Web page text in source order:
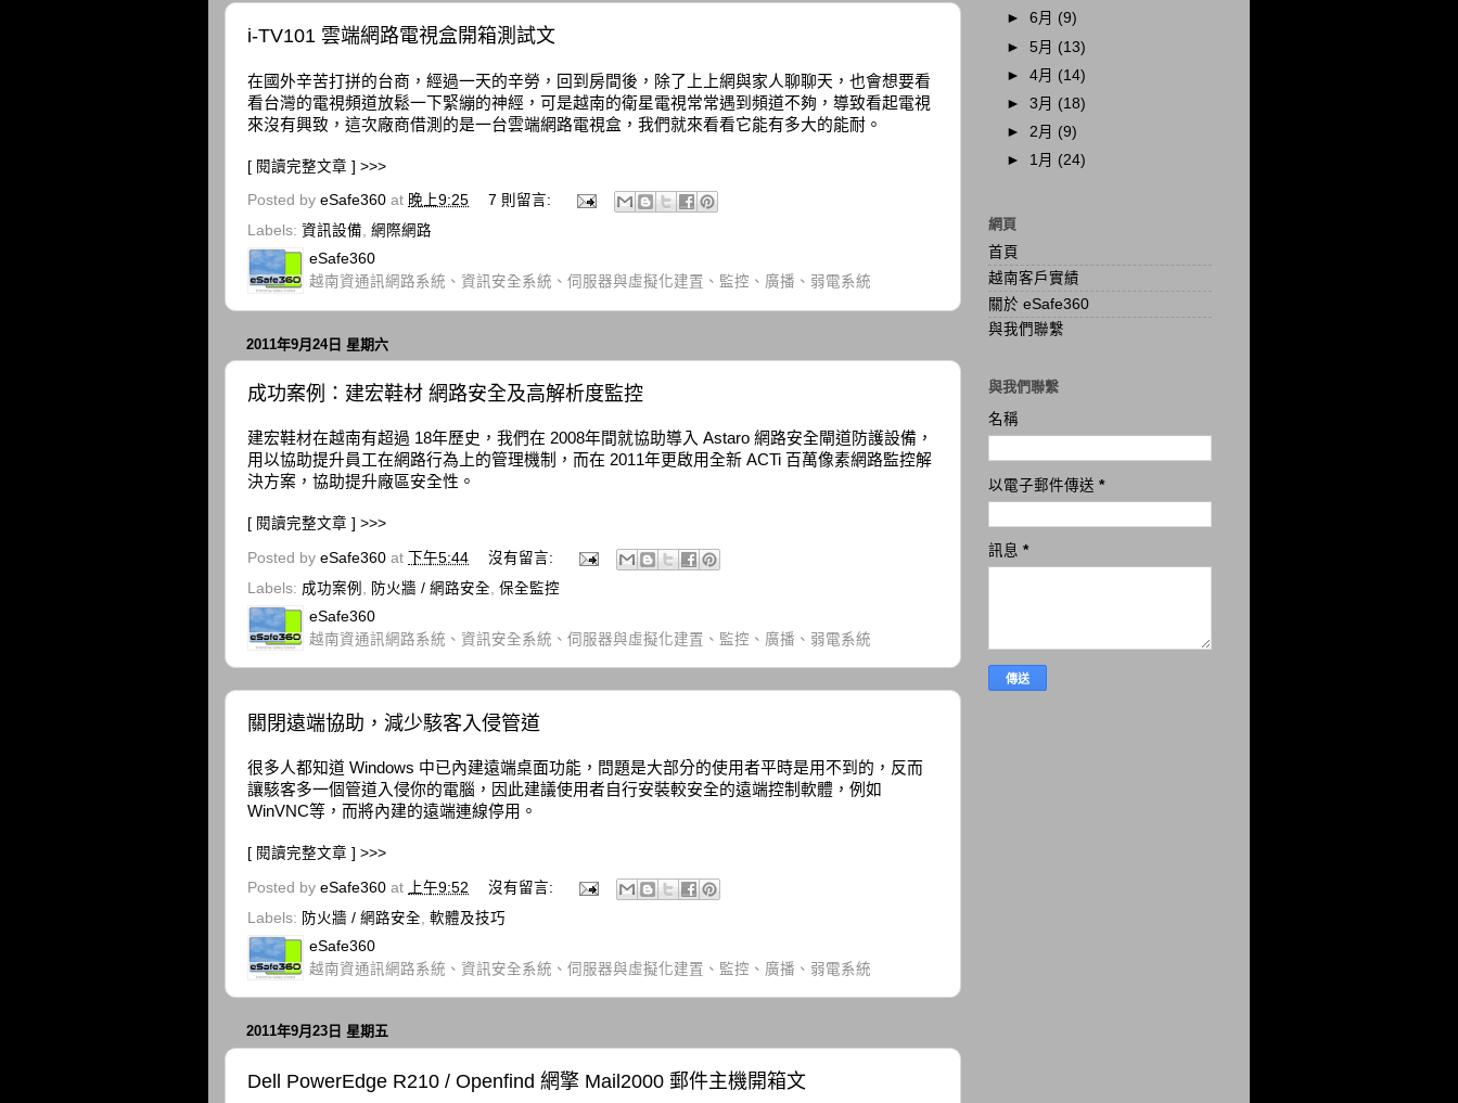
i-TV101 雲端網路電視盒開箱測試文
在國外辛苦打拼的台商，經過一天的辛勞，回到房間後，除了上上網與家人聊聊天，也會想要看
看台灣的電視頻道放鬆一下緊繃的神經，可是越南的衛星電視常常遇到頻道不夠，導致看起電視
來沒有興致，這次廠商借測的是一台雲端網路電視盒，我們就來看看它能有多大的能耐。
[ 閱讀完整文章 ] >>>
Posted by eSafe360 at 晚上9:25
7 則留言:
Labels: 資訊設備, 網際網路
eSafe360
越南資通訊網路系統、資訊安全系統、伺服器與虛擬化建置、監控、廣播、弱電系統
2011年9月24日 星期六
成功案例：建宏鞋材 網路安全及高解析度監控
建宏鞋材在越南有超過 18年歷史，我們在 2008年間就協助導入 Astaro 網路安全閘道防護設備，
用以協助提升員工在網路行為上的管理機制，而在 2011年更啟用全新 ACTi 百萬像素網路監控解
決方案，協助提升廠區安全性。
[ 閱讀完整文章 ] >>>
Posted by eSafe360 at 下午5:44
沒有留言:
Labels: 成功案例 防火牆 / 網路安全 保全監控
eSafe360
越南資通訊網路系統、資訊安全系統、伺服器與虛擬化建置、監控、廣播、弱電系統
關閉遠端協助，減少駭客入侵管道
很多人都知道 Windows 中已內建遠端桌面功能，問題是大部分的使用者平時是用不到的，反而
讓駭客多一個管道入侵你的電腦，因此建議使用者自行安裝較安全的遠端控制軟體，例如
WinVNC等，而將內建的遠端連線停用。
[ 閱讀完整文章 ] >>>
Posted by eSafe360 at 上午9:52
沒有留言:
Labels: 防火牆 / 網路安全 軟體及技巧
eSafe360
越南資通訊網路系統、資訊安全系統、伺服器與虛擬化建置、監控、廣播、弱電系統
2011年9月23日 星期五
Dell PowerEdge R210 / Openfind 網擎 Mail2000 郵件主機開箱文
►6月 (9)
►5月 (13)
►4月 (14)
►3月 (18)
► 2月 (9)
► 1月 (24)
網頁
首頁
越南客戶實績
關於 eSafe360
與我們聯繫
與我們聯繫
名稱
以電子郵件傳送 *
訊息 *